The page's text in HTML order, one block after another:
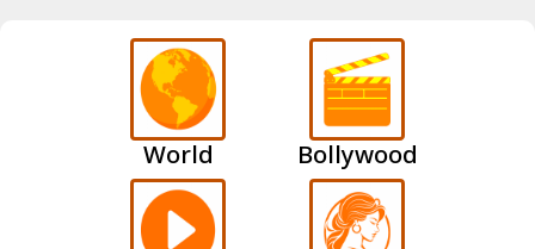
World Bollywood